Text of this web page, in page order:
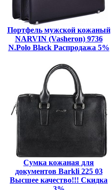
Портфель мужской кожаный
NARVIN (Vasheron) 9736
N.Polo Black Распродажа 5%
Сумка кожаная для
документов Barkli 225 03
Высшее качество!!! Скидка